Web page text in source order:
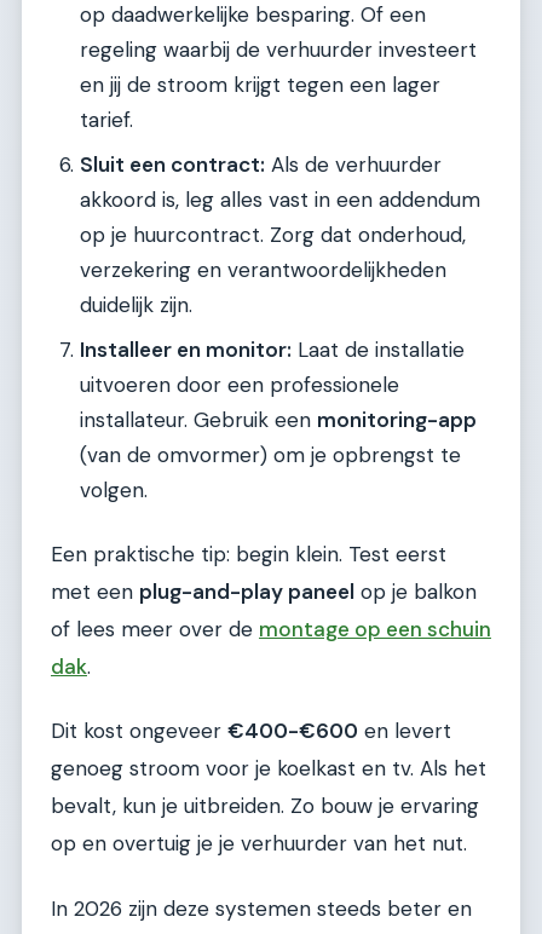
op daadwerkelijke besparing. Of een
regeling waarbij de verhuurder investeert
en jij de stroom krijgt tegen een lager
tarief.
Sluit een contract: Als de verhuurder
akkoord is, leg alles vast in een addendum
op je huurcontract. Zorg dat onderhoud,
verzekering en verantwoordelijkheden
duidelijk zijn.
Installeer en monitor: Laat de installatie
uitvoeren door een professionele
installateur. Gebruik een monitoring-app
(van de omvormer) om je opbrengst te
volgen.
Een praktische tip: begin klein. Test eerst
met een plug-and-play paneel op je balkon
of lees meer over de montage op een schuin
dak.
Dit kost ongeveer €400-€600 en levert
genoeg stroom voor je koelkast en tv. Als het
bevalt, kun je uitbreiden. Zo bouw je ervaring
op en overtuig je je verhuurder van het nut.
In 2026 zijn deze systemen steeds beter en